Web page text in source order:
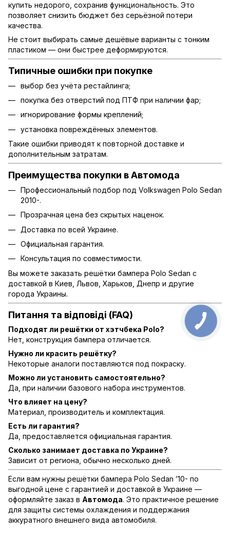
купить недорого, сохранив функциональность. Это
позволяет снизить бюджет без серьёзной потери
качества.
Не стоит выбирать самые дешёвые варианты с тонким
пластиком — они быстрее деформируются.
Типичные ошибки при покупке
выбор без учёта рестайлинга;
покупка без отверстий под ПТФ при наличии фар;
игнорирование формы креплений;
установка повреждённых элементов.
Такие ошибки приводят к повторной доставке и
дополнительным затратам.
Преимущества покупки в Автомода
Профессиональный подбор под Volkswagen Polo Sedan
2010-.
Прозрачная цена без скрытых наценок.
Доставка по всей Украине.
Официальная гарантия.
Консультация по совместимости.
Вы можете заказать решётки бампера Polo Sedan с
доставкой в Киев, Львов, Харьков, Днепр и другие
города Украины.
Питання та відповіді (FAQ)
Подходят ли решётки от хэтчбека Polo?
Нет, конструкция бампера отличается.
Нужно ли красить решётку?
Некоторые аналоги поставляются под покраску.
Можно ли установить самостоятельно?
Да, при наличии базового набора инструментов.
Что влияет на цену?
Материал, производитель и комплектация.
Есть ли гарантия?
Да, предоставляется официальная гарантия.
Сколько занимает доставка по Украине?
Зависит от региона, обычно несколько дней.
Если вам нужны решётки бампера Polo Sedan ’10- по
выгодной цене с гарантией и доставкой в Украине —
оформляйте заказ в Автомода. Это практичное решение
для защиты системы охлаждения и поддержания
аккуратного внешнего вида автомобиля.